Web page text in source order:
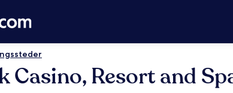
Casino, Resort and